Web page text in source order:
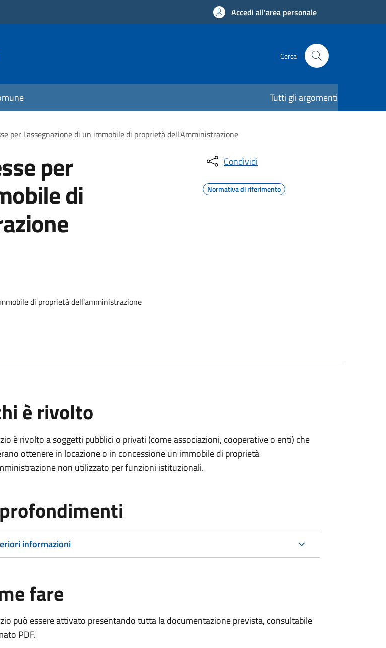
Accedi all'area personale
Cerca
Tutti gli argomenti
per l'assegnazione di un immobile di proprietà dell'Amministrazione
per
di
di proprietà dell'amministrazione
Condividi
Normativa di riferimento
è rivolto
è rivolto a soggetti pubblici o privati (come associazioni, cooperative o enti) che
ottenere in locazione o in concessione un immobile di proprietà
non utilizzato per funzioni istituzionali.
informazioni
fare
può essere attivato presentando tutta la documentazione prevista, consultabile
PDF.